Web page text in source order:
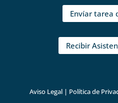
Envíar tarea
Recibir
Aviso Legal | Política de